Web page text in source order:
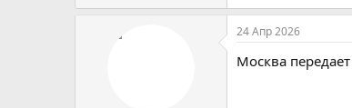
24 Апр 2026
Москва